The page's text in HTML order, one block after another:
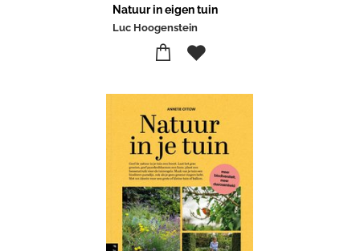
Natuur in eigen tuin
Luc Hoogenstein